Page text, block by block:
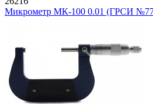
Микрометр МК-100 0.01 (ГРСИ